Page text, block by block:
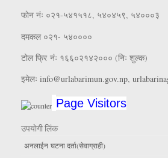
फाेन नंः ०२१-५४१५१८, ५४०४५९, ५४०००३
दमकल ०२१- ५४००००
टोल फ्रि नंः १६६०२१४२००० (निः शुल्क)
इमेलः info@urlabarimun.gov.np,
Page Visitors
उपयाेगी लिंक
अनलाईन घटना दर्ता(सेवाग्राही)